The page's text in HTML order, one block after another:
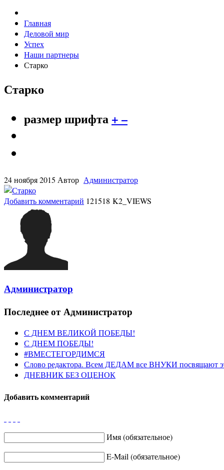
Главная
Деловой мир
Успех
Наши партнеры
Старко
Старко
размер шрифта + –
24 ноября 2015 Автор Администратор
Добавить комментарий 121518 K2_VIEWS
Администратор
Последнее от Администратор
С ДНЕМ ВЕЛИКОЙ ПОБЕДЫ!
С ДНЕМ ПОБЕДЫ!
#ВМЕСТЕГОРДИМСЯ
Слово редактора. Всем ДЕДАМ все ВНУКИ посвящают
ДНЕВНИК БЕЗ ОЦЕНОК
Добавить комментарий
Имя (обязательное)
E-Mail (обязательное)